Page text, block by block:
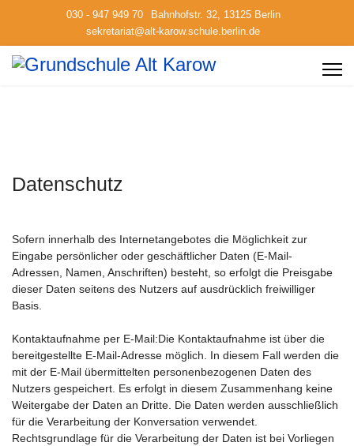
030 - 947 949 70
Bahnhofstr. 32, 13125 Berlin
sekretariat@alt-karow.schule.berlin.de
Datenschutz
Sofern innerhalb des Internetangebotes die Möglichkeit zur
Eingabe persönlicher oder geschäftlicher Daten (E-Mail-
Adressen, Namen, Anschriften) besteht, so erfolgt die Preisgabe
dieser Daten seitens des Nutzers auf ausdrücklich freiwilliger
Basis.
Kontaktaufnahme per E-Mail:Die Kontaktaufnahme ist über die
bereitgestellte E-Mail-Adresse möglich. In diesem Fall werden die
mit der E-Mail übermittelten personenbezogenen Daten des
Nutzers gespeichert. Es erfolgt in diesem Zusammenhang keine
Weitergabe der Daten an Dritte. Die Daten werden ausschließlich
für die Verarbeitung der Konversation verwendet.
Rechtsgrundlage für die Verarbeitung der Daten ist bei Vorliegen